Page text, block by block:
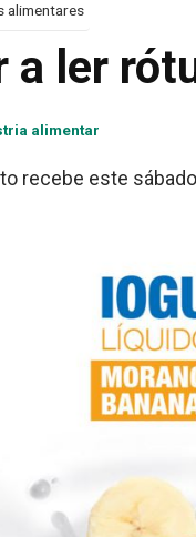
alimentares
a ler
alimentar
recebe este